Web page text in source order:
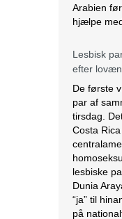
Arabien
hjælpe
Lesbisk
efter
De første
par af
tirsdag.
Costa
lesbiske
Dunia
“ja” til
på